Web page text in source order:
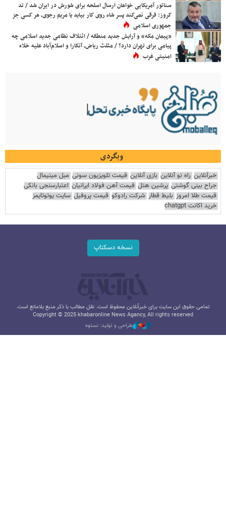
سناتور آمریکایی خواهان ارسال اسلحه برای شورش در ایران شد / تد
کروز: فرقی نمی‌کند پسر شاه روی کار بیاید یا مریم رجوی، هر کسی جز
جمهوری اسلامی
«پیمان مکه» و آرایش جدید منطقه / ائتلاف نظامی جدید اسلامی چه
پیامی برای تهران دارد؟ / مثلث ریاض، آنکارا و اسلام‌آباد علیه خلاء
امنیتی غرب
وبگردی
خبرآنلاین راه نو آنلاین بازی آنلاین قیمت تلویزیون سونی مبل مینیمال
جراح بینی گوشتی پرشین هتل قیمت آهن فولاد ایرانیان اعتبارسنجی بانکی
قیمت طلا امروز بلیط قطار شرکت رادوکو قیمت پروفیل سایت یوتوتایمز
خرید اکانت chatgpt
نسخه دسکتاپ
تمامی حقوق این سایت برای خبرآنلاین محفوظ است. نقل مطالب با ذکر منبع بلامانع است.
Copyright © 2025 khabaronline News Agancy, All rights reserved
طراحی و تولید: نستوه